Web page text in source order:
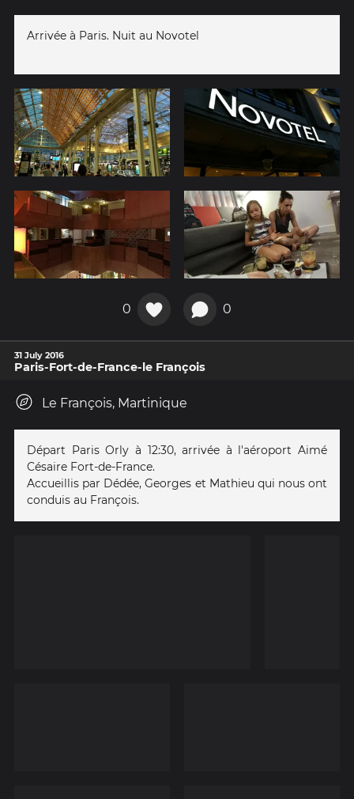
Arrivée à Paris. Nuit au Novotel
0 0
31 July 2016
Paris-Fort-de-France-le François
Le François, Martinique
Départ Paris Orly à 12:30, arrivée à l'aéroport Aimé
Césaire Fort-de-France.
Accueillis par Dédée, Georges et Mathieu qui nous ont
conduis au François.